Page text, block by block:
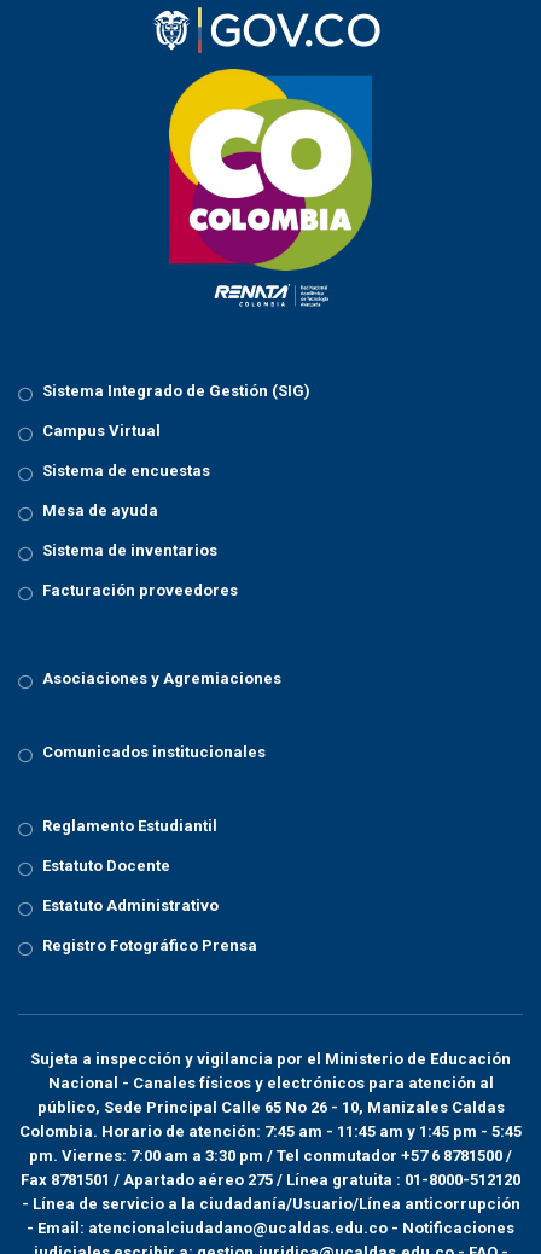
Sistema Integrado de Gestión (SIG)
Campus Virtual
Sistema de encuestas
Mesa de ayuda
Sistema de inventarios
Facturación proveedores
Asociaciones y Agremiaciones
Comunicados institucionales
Reglamento Estudiantil
Estatuto Docente
Estatuto Administrativo
Registro Fotográfico Prensa
Sujeta a inspección y vigilancia por el Ministerio de Educación
Nacional - Canales físicos y electrónicos para atención al
público, Sede Principal Calle 65 No 26 - 10, Manizales Caldas
Colombia. Horario de atención: 7:45 am - 11:45 am y 1:45 pm - 5:45
pm. Viernes: 7:00 am a 3:30 pm / Tel conmutador +57 6 8781500 /
Fax 8781501 / Apartado aéreo 275 / Línea gratuita : 01-8000-512120
- Línea de servicio a la ciudadanía/Usuario/Línea anticorrupción
- Email: atencionalciudadano@ucaldas.edu.co - Notificaciones